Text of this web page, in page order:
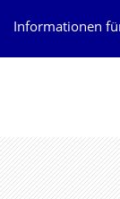
Informationen